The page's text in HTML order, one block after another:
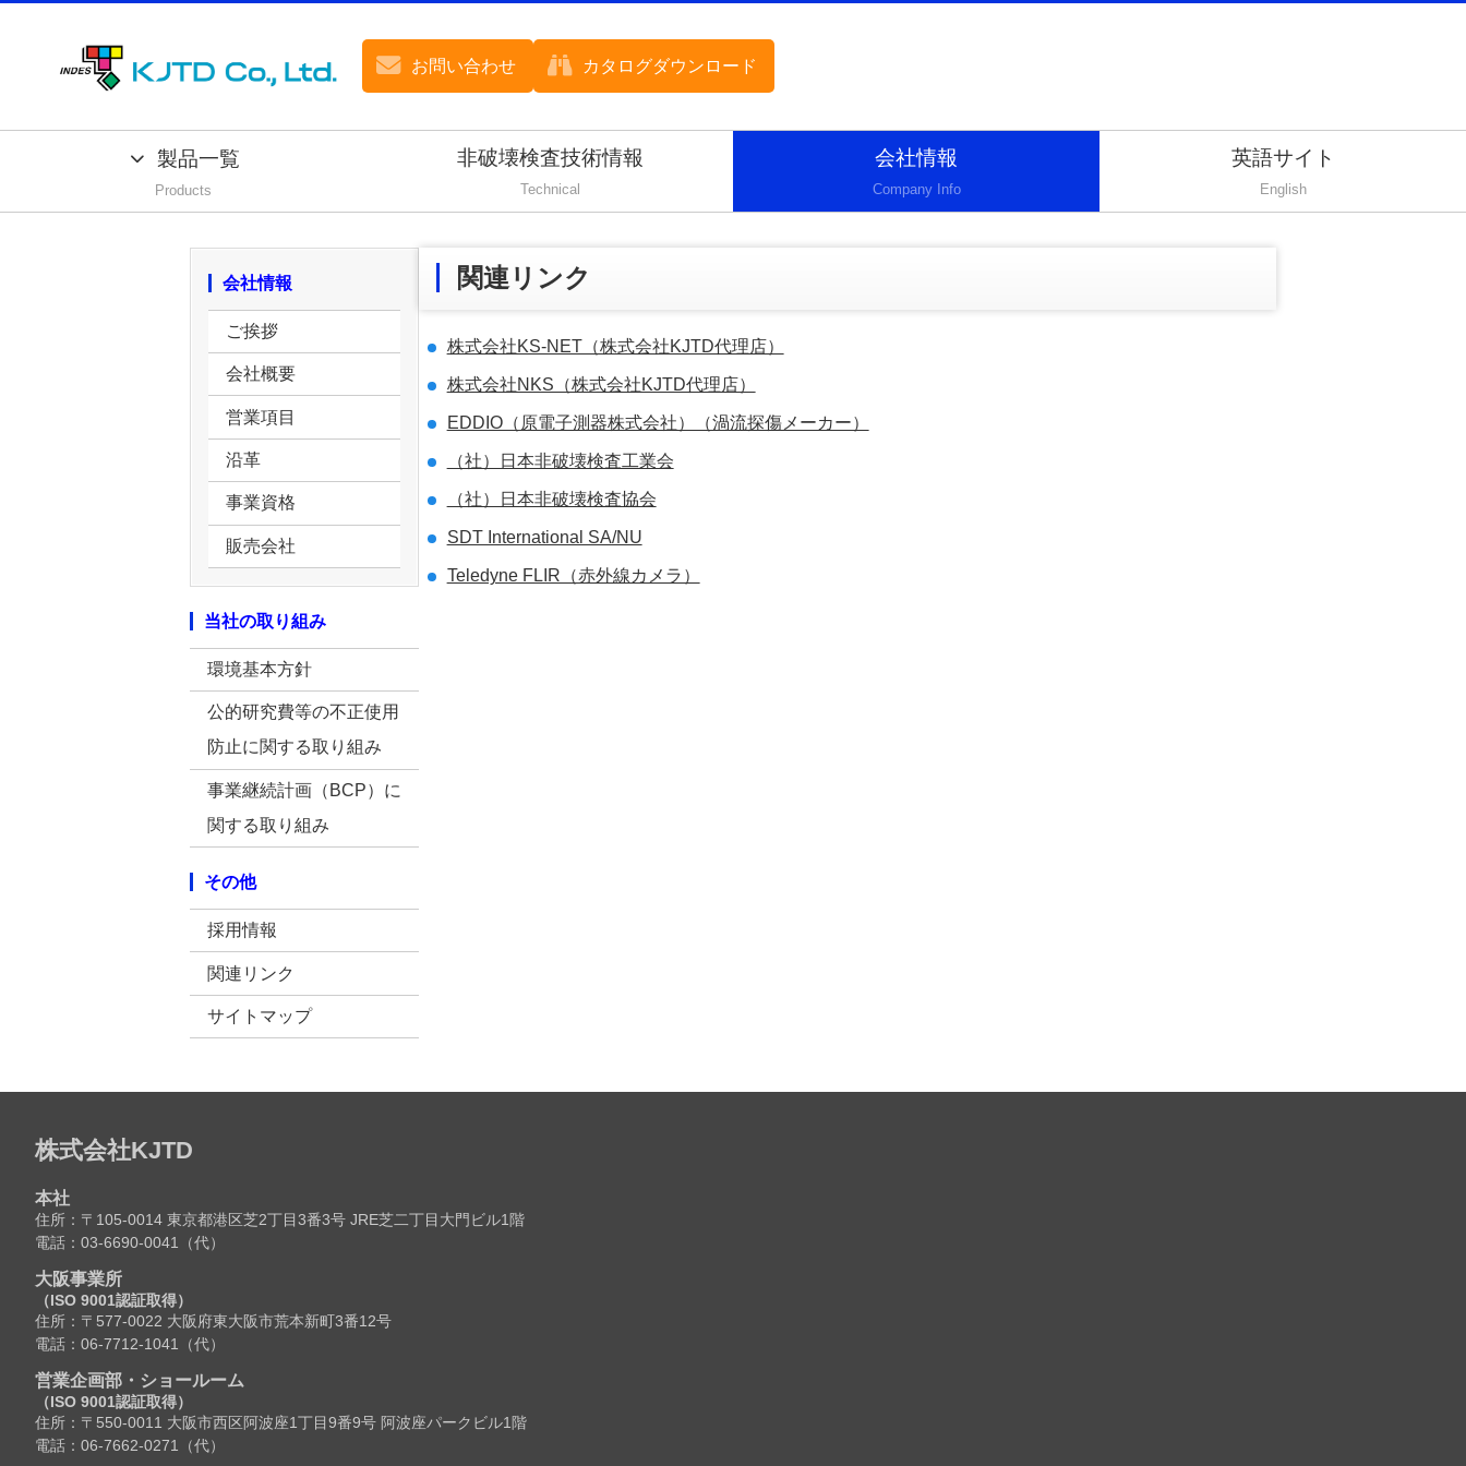
お問い合わせ カタログダウンロード
製品一覧
Products
非破壊検査技術情報
Technical
会社情報
Company Info
英語サイト
English
関連リンク
株式会社KS-NET（株式会社KJTD代理店）
株式会社NKS（株式会社KJTD代理店）
EDDIO（原電子測器株式会社）（渦流探傷メーカー）
（社）日本非破壊検査工業会
（社）日本非破壊検査協会
SDT International SA/NU
Teledyne FLIR（赤外線カメラ）
会社情報
ご挨拶
会社概要
営業項目
沿革
事業資格
販売会社
当社の取り組み
環境基本方針
公的研究費等の不正使用
防止に関する取り組み
事業継続計画（BCP）に
関する取り組み
その他
採用情報
関連リンク
サイトマップ
株式会社KJTD
本社
住所：〒105-0014 東京都港区芝2丁目3番3号 JRE芝二丁目大門ビル1階
電話：03-6690-0041（代）
大阪事業所
（ISO 9001認証取得）
住所：〒577-0022 大阪府東大阪市荒本新町3番12号
電話：06-7712-1041（代）
営業企画部・ショールーム
（ISO 9001認証取得）
住所：〒550-0011 大阪市西区阿波座1丁目9番9号 阿波座パークビル1階
電話：06-7662-0271（代）